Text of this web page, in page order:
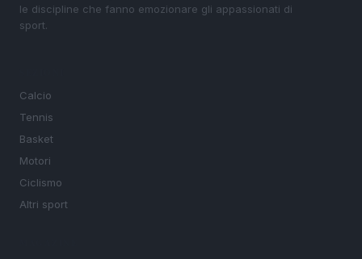
le discipline che fanno emozionare gli appassionati di
sport.
Calcio
Tennis
Basket
Motori
Ciclismo
Altri sport